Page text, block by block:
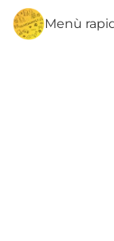
Menù